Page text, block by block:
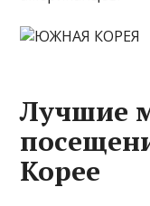
Лучшие
Корее